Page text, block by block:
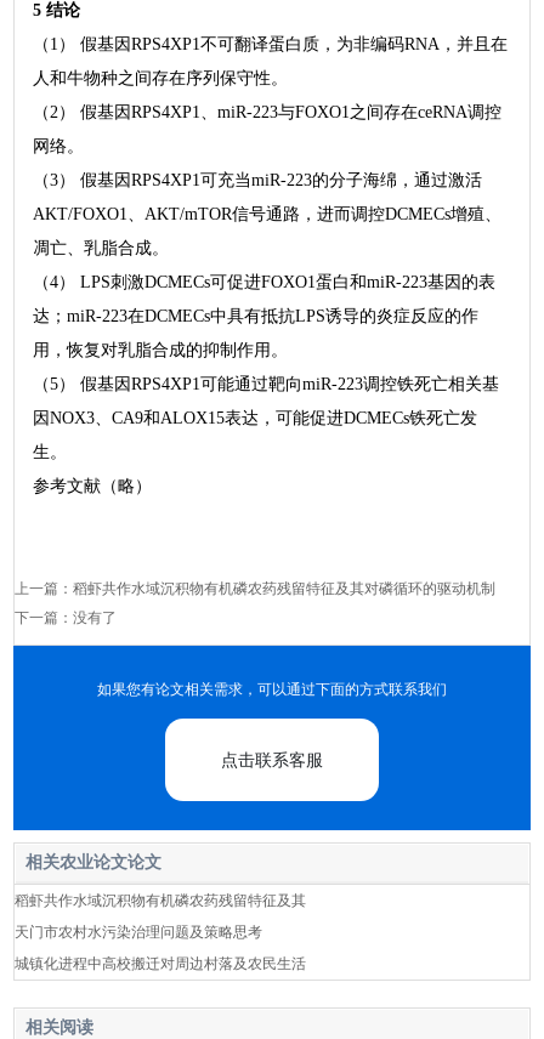
5 结论
（1） 假基因RPS4XP1不可翻译蛋白质，为非编码RNA，并且在
人和牛物种之间存在序列保守性。
（2） 假基因RPS4XP1、miR-223与FOXO1之间存在ceRNA调控
网络。
（3） 假基因RPS4XP1可充当miR-223的分子海绵，通过激活
AKT/FOXO1、AKT/mTOR信号通路，进而调控DCMECs增殖、
凋亡、乳脂合成。
（4） LPS刺激DCMECs可促进FOXO1蛋白和miR-223基因的表
达；miR-223在DCMECs中具有抵抗LPS诱导的炎症反应的作
用，恢复对乳脂合成的抑制作用。
（5） 假基因RPS4XP1可能通过靶向miR-223调控铁死亡相关基
因NOX3、CA9和ALOX15表达，可能促进DCMECs铁死亡发
生。
参考文献（略）
上一篇：稻虾共作水域沉积物有机磷农药残留特征及其对磷循环的驱动机制
下一篇：没有了
如果您有论文相关需求，可以通过下面的方式联系我们
点击联系客服
相关农业论文论文
稻虾共作水域沉积物有机磷农药残留特征及其
天门市农村水污染治理问题及策略思考
城镇化进程中高校搬迁对周边村落及农民生活
相关阅读